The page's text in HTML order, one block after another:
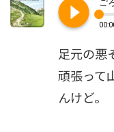
play_circle_filled ご
足元の悪
頑張って
んけど。